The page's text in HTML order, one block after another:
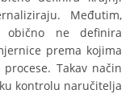
Međutim,
obično ne definira
prema kojima
Takav način
kontrolu naručitelja